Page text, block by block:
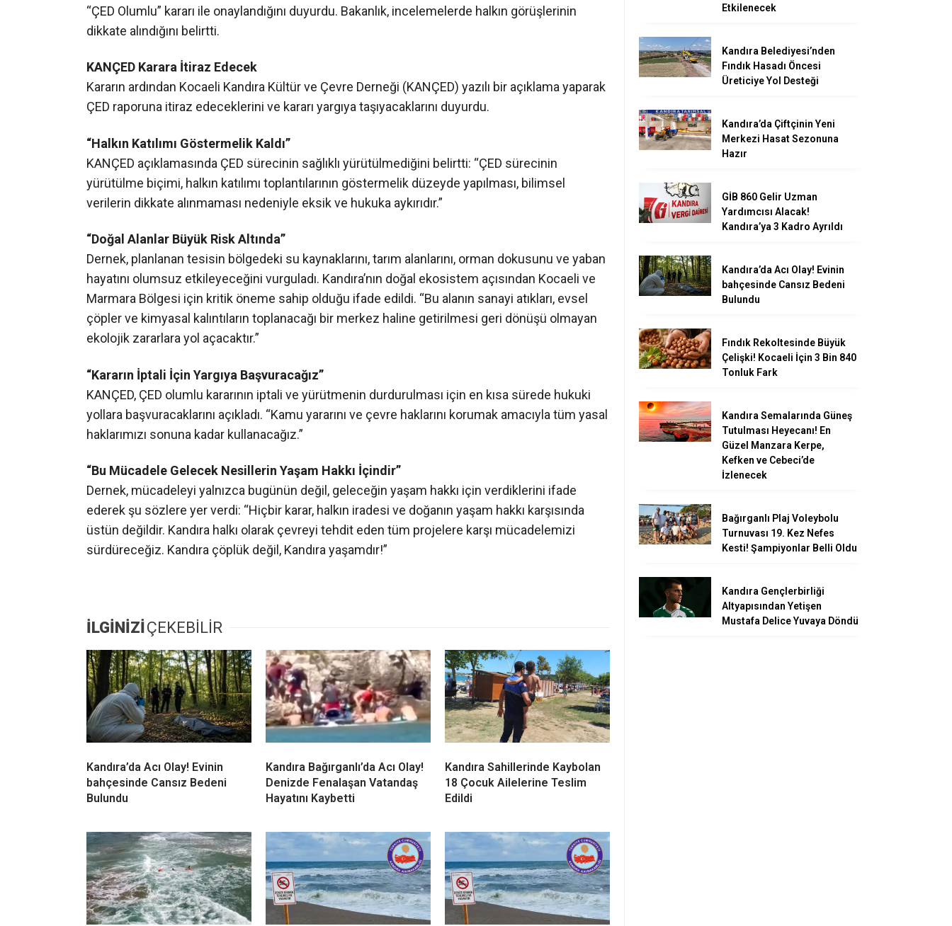
Kandıra’da uzun süredir tartışma konusu olan Biyokurutma Çöp Bertaraf Tesisi Projesi için 11
“ÇED Olumlu” kararı ile onaylandığını duyurdu. Bakanlık, incelemelerde halkın görüşlerinin
dikkate alındığını belirtti.
KANÇED Karara İtiraz Edecek
ÇED raporuna itiraz edeceklerini ve kararı yargıya taşıyacaklarını duyurdu.
“Halkın Katılımı Göstermelik Kaldı”
KANÇED açıklamasında ÇED sürecinin sağlıklı yürütülmediğini belirtti: “ÇED sürecinin
yürütülme biçimi, halkın katılımı toplantılarının göstermelik düzeyde yapılması, bilimsel
verilerin dikkate alınmaması nedeniyle eksik ve hukuka aykırıdır.”
“Doğal Alanlar Büyük Risk Altında”
Dernek, planlanan tesisin bölgedeki su kaynaklarını, tarım alanlarını, orman dokusunu ve yaban
hayatını olumsuz etkileyeceğini vurguladı. Kandıra’nın doğal ekosistem açısından Kocaeli ve
Marmara Bölgesi için kritik öneme sahip olduğu ifade edildi. “Bu alanın sanayi atıkları, evsel
ekolojik zararlara yol açacaktır.”
“Kararın İptali İçin Yargıya Başvuracağız”
KANÇED, ÇED olumlu kararının iptali ve yürütmenin durdurulması için en kısa sürede hukuki
yollara başvuracaklarını açıkladı. “Kamu yararını ve çevre haklarını korumak amacıyla tüm yasal
Dernek, mücadeleyi yalnızca bugünün değil, geleceğin yaşam hakkı için verdiklerini ifade
üstün değildir. Kandıra halkı olarak çevreyi tehdit eden tüm projelere karşı mücadelemizi
sürdüreceğiz. Kandıra çöplük değil, Kandıra yaşamdır!”
Etkilenecek
Kandıra Belediyesi’nden
Fındık Hasadı Öncesi
Üreticiye Yol Desteği
Kandıra’da Çiftçinin Yeni
Merkezi Hasat Sezonuna
Hazır
GİB 860 Gelir Uzman
Yardımcısı Alacak!
Kandıra’ya 3 Kadro Ayrıldı
Kandıra’da Acı Olay! Evinin
bahçesinde Cansız Bedeni
Bulundu
Fındık Rekoltesinde Büyük
Çelişki! Kocaeli İçin 3 Bin 840
Tonluk Fark
Kandıra Semalarında Güneş
Tutulması Heyecanı! En
Güzel Manzara Kerpe,
Kefken ve Cebeci’de
İzlenecek
Bağırganlı Plaj Voleybolu
Turnuvası 19. Kez Nefes
Kesti! Şampiyonlar Belli Oldu
Kandıra Gençlerbirliği
Altyapısından Yetişen
Mustafa Delice Yuvaya Döndü